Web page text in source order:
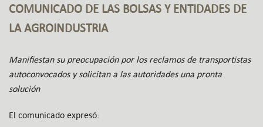
COMUNICADO DE LAS BOLSAS Y ENTIDADES DE
LA AGROINDUSTRIA
Manifiestan su preocupación por los reclamos de transportistas
autoconvocados y solicitan a las autoridades una pronta
solución
El comunicado expresó: